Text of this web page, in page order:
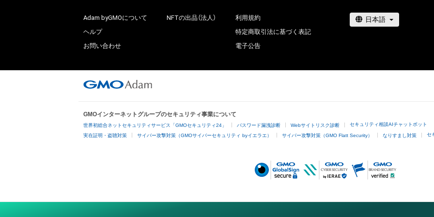
Adam byGMOについて
ヘルプ
お問い合わせ
NFTの出品（法人）
利用規約
特定商取引法に基づく表記
電子公告
GMOインターネットグループのセキュリティ事業について
世界初総合ネットセキュリティサービス「GMOセキュリティ24」 パスワード漏洩診断 Webサイトリスク診断 セキュリティ相談AIチャットボット
実在証明・盗聴対策 サイバー攻撃対策（GMOサイバーセキュリティ byイエラエ） サイバー攻撃対策（GMO Flatt Security） なりすまし対策 セ